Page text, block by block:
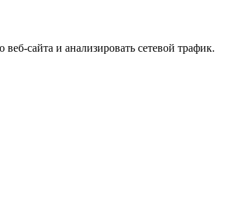
сайта и анализировать сетевой трафик.